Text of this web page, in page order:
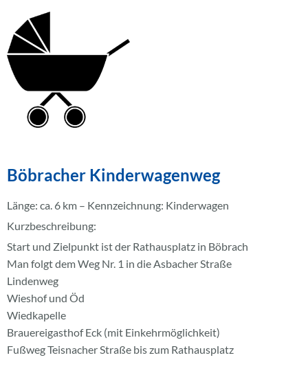
Böbracher Kinderwagenweg
Länge: ca. 6 km – Kennzeichnung: Kinderwagen
Kurzbeschreibung:
Start und Zielpunkt ist der Rathausplatz in Böbrach
Man folgt dem Weg Nr. 1 in die Asbacher Straße
Lindenweg
Wieshof und Öd
Wiedkapelle
Brauereigasthof Eck (mit Einkehrmöglichkeit)
Fußweg Teisnacher Straße bis zum Rathausplatz